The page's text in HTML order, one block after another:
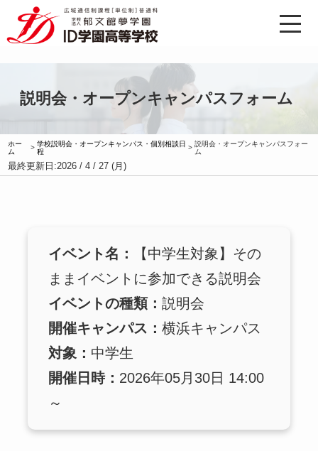
説明会・オープンキャンパスフォーム
ホー
ム
> 学校説明会・オープンキャンパス・個別相談日
程
>説明会・オープンキャンパスフォー
ム
最終更新日:2026 / 4 / 27 (月)
イベント名：
【中学生対象】その
ままイベントに参加できる説明会
イベントの種類：説明会
開催キャンパス：横浜キャンパス
対象： 中学生
開催日時： 2026年05月30日 14:00
～